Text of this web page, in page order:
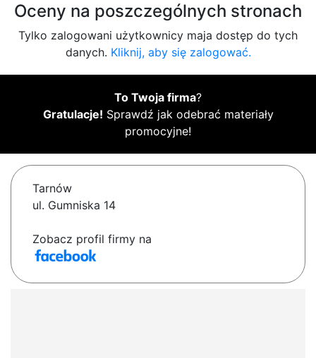
Oceny na poszczególnych stronach
Tylko zalogowani użytkownicy maja dostęp do tych
danych. Kliknij, aby się zalogować.
To Twoja firma?
Gratulacje! Sprawdź jak odebrać materiały
promocyjne!
Tarnów
ul. Gumniska 14
Zobacz profil firmy na